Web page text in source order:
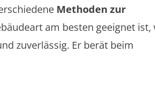
Methoden zur
am besten geeignet ist,
zuverlässig. Er berät beim